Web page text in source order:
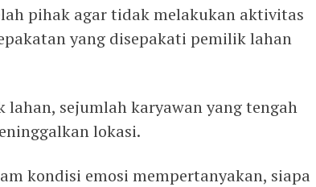
pihak agar tidak melakukan aktivitas
yang disepakati pemilik lahan
sejumlah karyawan yang tengah
lokasi.
kondisi emosi mempertanyakan, siapa